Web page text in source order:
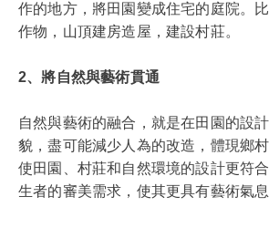
作的地方，將田園變成住宅的庭院。
作物，山頂建房造屋，建設村莊。
2、將自然與藝術貫通
自然與藝術的融合，就是在田園的設
貌，盡可能減少人為的改造，體現鄉
使田園、村莊和自然環境的設計更符
生者的審美需求，使其更具有藝術氣息